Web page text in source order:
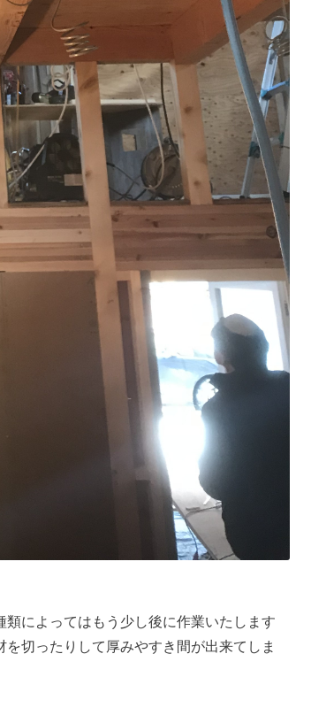
によってはもう少し後に作業いたします
切ったりして厚みやすき間が出来てしま